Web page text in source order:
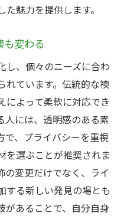
魅力を提供します。
も変わる
し、個々のニーズに合わ
れています。伝統的な襖
によって柔軟に対応でき
人には、透明感のある素
で、プライバシーを重視
を選ぶことが推奨されま
の変更だけでなく、ライ
する新しい発見の場とも
があることで、自分自身